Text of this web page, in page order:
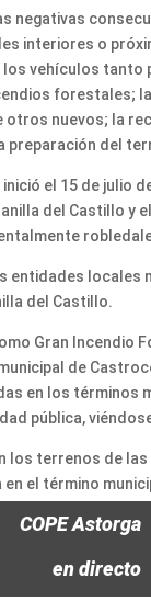
negativas
interiores o
vehículos
forestales;
nuevos; la
preparación del
el 15 de julio
del Castillo y
entidades locales
del Castillo.
Gran Incendio
de
en los términos
pública,
los terrenos de
el término
COPE Astorga
en directo